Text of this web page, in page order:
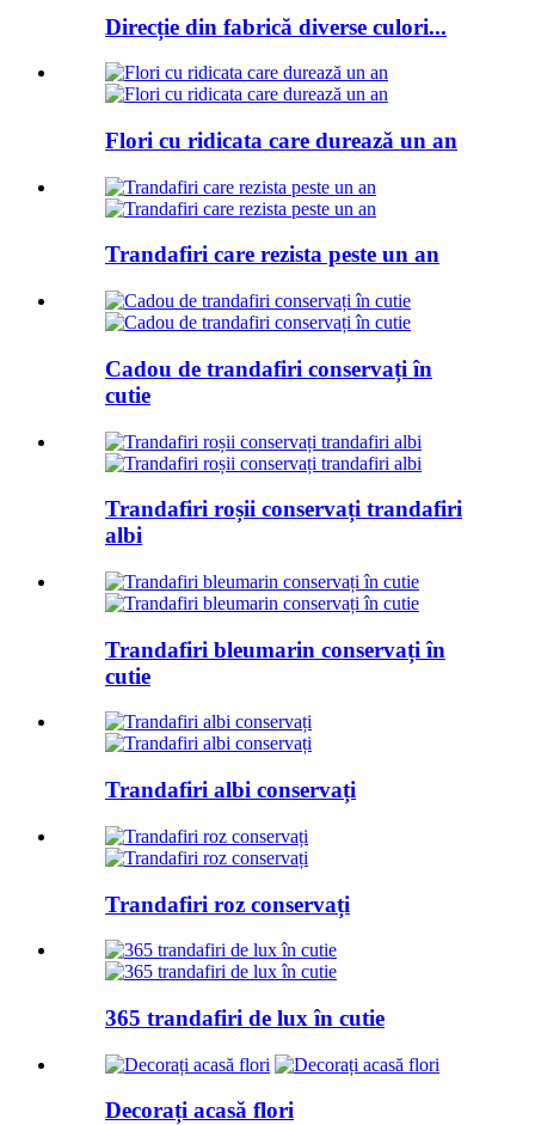
Direcție din fabrică diverse culori...
Flori cu ridicata care durează un an
Trandafiri care rezista peste un an
Cadou de trandafiri conservați în
cutie
Trandafiri roșii conservați trandafiri
albi
Trandafiri bleumarin conservați în
cutie
Trandafiri albi conservați
Trandafiri roz conservați
365 trandafiri de lux în cutie
Decorați acasă flori